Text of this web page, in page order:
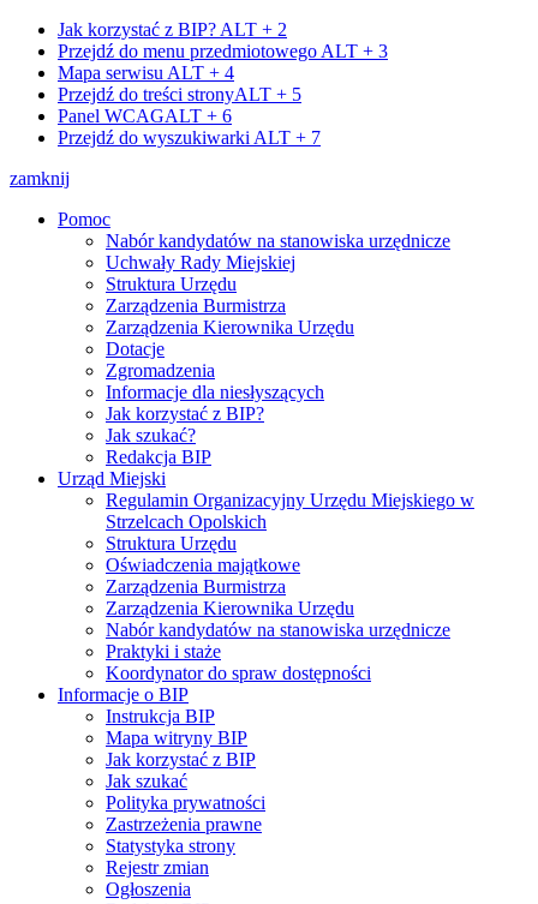
Jak korzystać z BIP? ALT + 2
Przejdź do menu przedmiotowego ALT + 3
Mapa serwisu ALT + 4
Przejdź do treści stronyALT + 5
Panel WCAGALT + 6
Przejdź do wyszukiwarki ALT + 7
zamknij
Pomoc
Nabór kandydatów na stanowiska urzędnicze
Uchwały Rady Miejskiej
Struktura Urzędu
Zarządzenia Burmistrza
Zarządzenia Kierownika Urzędu
Dotacje
Zgromadzenia
Informacje dla niesłyszących
Jak korzystać z BIP?
Jak szukać?
Redakcja BIP
Urząd Miejski
Regulamin Organizacyjny Urzędu Miejskiego w
Strzelcach Opolskich
Struktura Urzędu
Oświadczenia majątkowe
Zarządzenia Burmistrza
Zarządzenia Kierownika Urzędu
Nabór kandydatów na stanowiska urzędnicze
Praktyki i staże
Koordynator do spraw dostępności
Informacje o BIP
Instrukcja BIP
Mapa witryny BIP
Jak korzystać z BIP
Jak szukać
Polityka prywatności
Zastrzeżenia prawne
Statystyka strony
Rejestr zmian
Ogłoszenia